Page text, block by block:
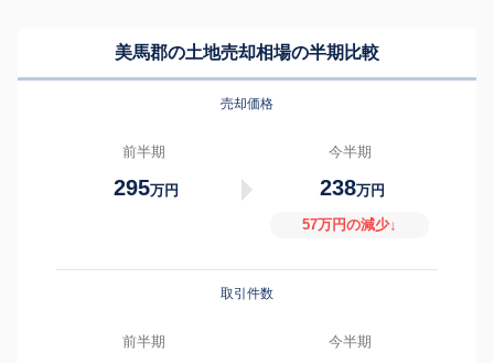
美馬郡の土地売却相場の半期比較
売却価格
前半期
295万円
今半期
238万円
57万円の減少↓
取引件数
前半期 今半期